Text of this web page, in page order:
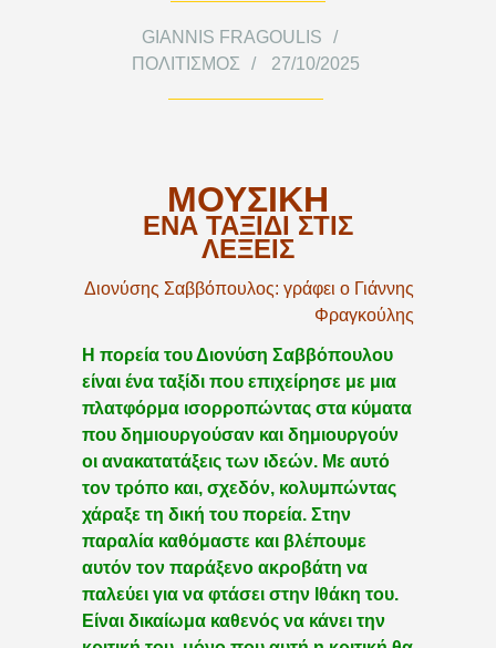
GIANNIS FRAGOULIS
ΠΟΛΙΤΙΣΜΌΣ
27/10/2025
ΜΟΥΣΙΚΗ
ΕΝΑ ΤΑΞΙΔΙ ΣΤΙΣ
ΛΕΞΕΙΣ
Διονύσης Σαββόπουλος: γράφει ο Γιάννης
Φραγκούλης
Η πορεία του Διονύση Σαββόπουλου
είναι ένα ταξίδι που επιχείρησε με μια
πλατφόρμα ισορροπώντας στα κύματα
που δημιουργούσαν και δημιουργούν
οι ανακατατάξεις των ιδεών. Με αυτό
τον τρόπο και, σχεδόν, κολυμπώντας
χάραξε τη δική του πορεία. Στην
παραλία καθόμαστε και βλέπουμε
αυτόν τον παράξενο ακροβάτη να
παλεύει για να φτάσει στην Ιθάκη του.
Είναι δικαίωμα καθενός να κάνει την